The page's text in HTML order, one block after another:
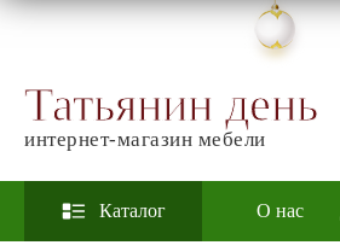
Татьянин день
интернет-магазин мебели
Каталог О нас